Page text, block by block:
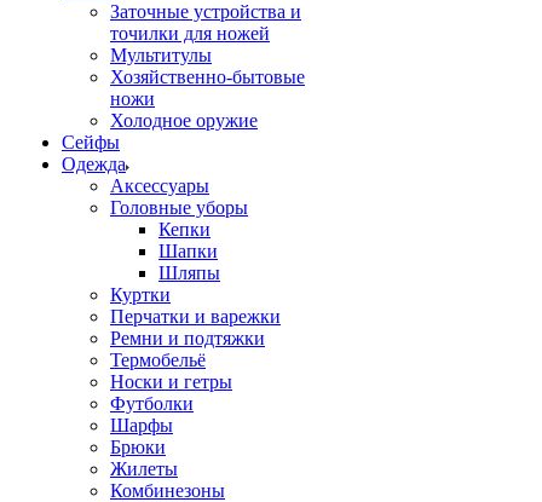
Заточные устройства и
точилки для ножей
Мультитулы
Хозяйственно-бытовые
ножи
Холодное оружие
Сейфы
Одежда
Аксессуары
Головные уборы
Кепки
Шапки
Шляпы
Куртки
Перчатки и варежки
Ремни и подтяжки
Термобельё
Носки и гетры
Футболки
Шарфы
Брюки
Жилеты
Комбинезоны